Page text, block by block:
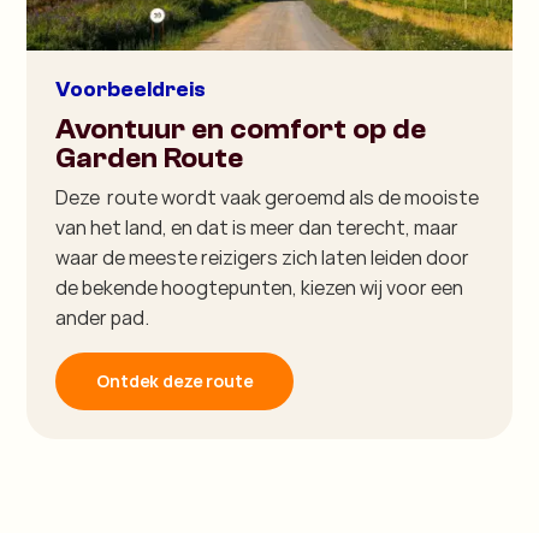
Voorbeeldreis
Avontuur en comfort op de
Garden Route
Deze route wordt vaak geroemd als de mooiste
van het land, en dat is meer dan terecht, maar
waar de meeste reizigers zich laten leiden door
de bekende hoogtepunten, kiezen wij voor een
ander pad.
Ontdek deze route